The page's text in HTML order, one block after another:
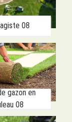
08
gazon en
08